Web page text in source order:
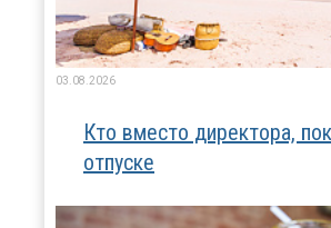
03.08.2026
Кто вместо директора,
отпуске